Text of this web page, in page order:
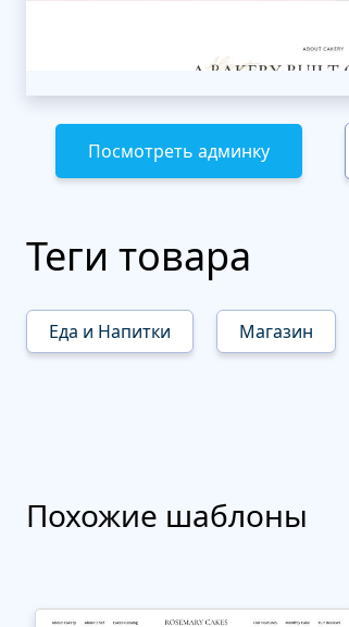
Посмотреть админку
Теги товара
Еда и Напитки Магазин
Похожие шаблоны